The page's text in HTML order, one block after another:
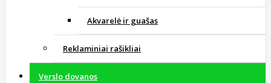
Akvarelė ir guašas
Reklaminiai rašikliai
Verslo dovanos